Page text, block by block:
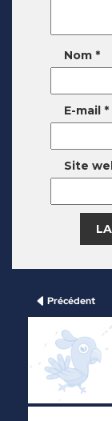
Nom *
E-mail *
Site